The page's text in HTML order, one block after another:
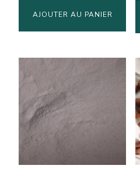
AJOUTER AU PANIER